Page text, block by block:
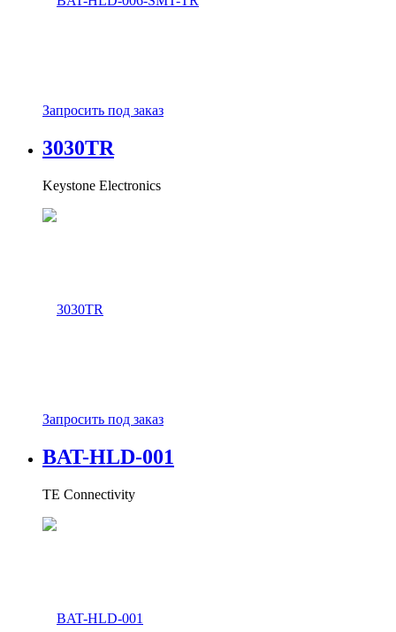
Запросить под заказ
3030TR
Keystone Electronics
Запросить под заказ
BAT-HLD-001
TE Connectivity